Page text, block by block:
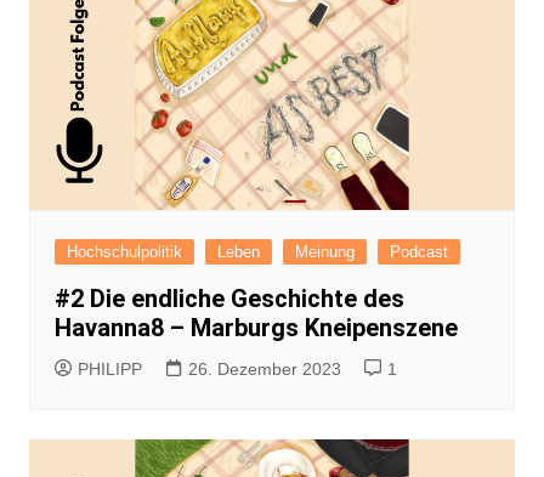
Hochschulpolitik Leben Meinung Podcast
#2 Die endliche Geschichte des
Havanna8 – Marburgs Kneipenszene
PHILIPP 26. Dezember 2023 1